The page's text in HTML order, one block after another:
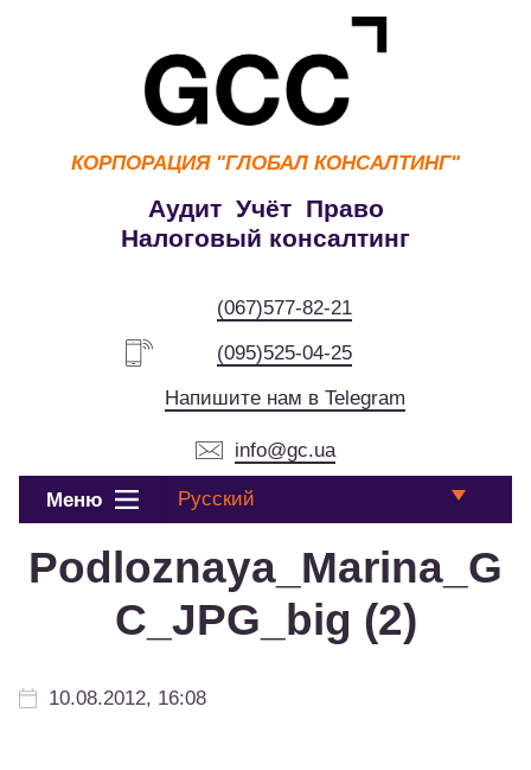
КОРПОРАЦИЯ "ГЛОБАЛ КОНСАЛТИНГ"
Аудит Учёт Право
Налоговый консалтинг
(067)577-82-21
(095)525-04-25
Напишите нам в Telegram
info@gc.ua
Меню Русский
Podloznaya_Marina_G
C_JPG_big (2)
10.08.2012, 16:08